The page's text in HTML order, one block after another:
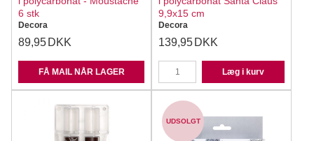
6 stk
Decora
89,95 DKK
FÅ MAIL NÅR LAGER
9,9x15 cm
Decora
139,95 DKK
Læg i kurv
UDSOLGT